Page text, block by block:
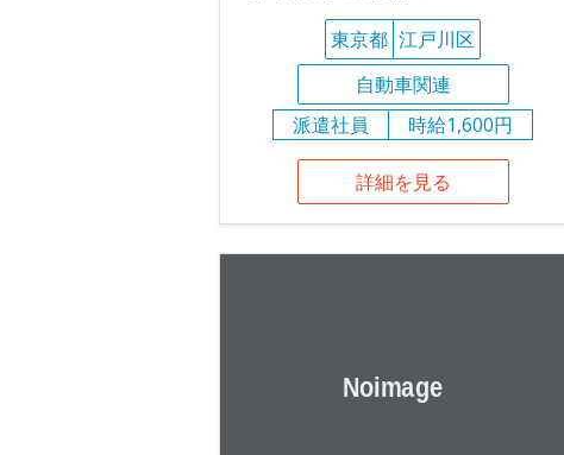
東京都 江戸川区
自動車関連
派遣社員
時給1,600円
詳細を見る